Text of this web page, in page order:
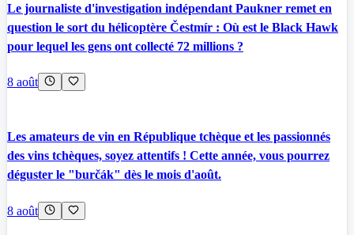
Le journaliste d'investigation indépendant Paukner remet en
question le sort du hélicoptère Čestmír : Où est le Black Hawk
pour lequel les gens ont collecté 72 millions ?
8 août
Les amateurs de vin en République tchèque et les passionnés
des vins tchèques, soyez attentifs ! Cette année, vous pourrez
déguster le "burčák" dès le mois d'août.
8 août